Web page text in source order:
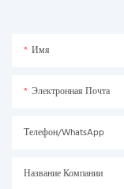
Имя
Электронная Почта
Телефон/WhatsApp
Название Компании